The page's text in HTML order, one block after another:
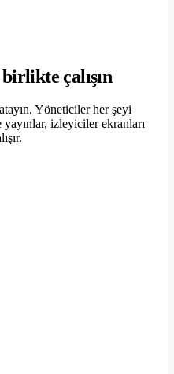
çalışın
Yöneticiler her şeyi
izleyiciler ekranları